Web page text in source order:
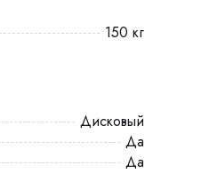
150 кг
Дисковый
Да
Да